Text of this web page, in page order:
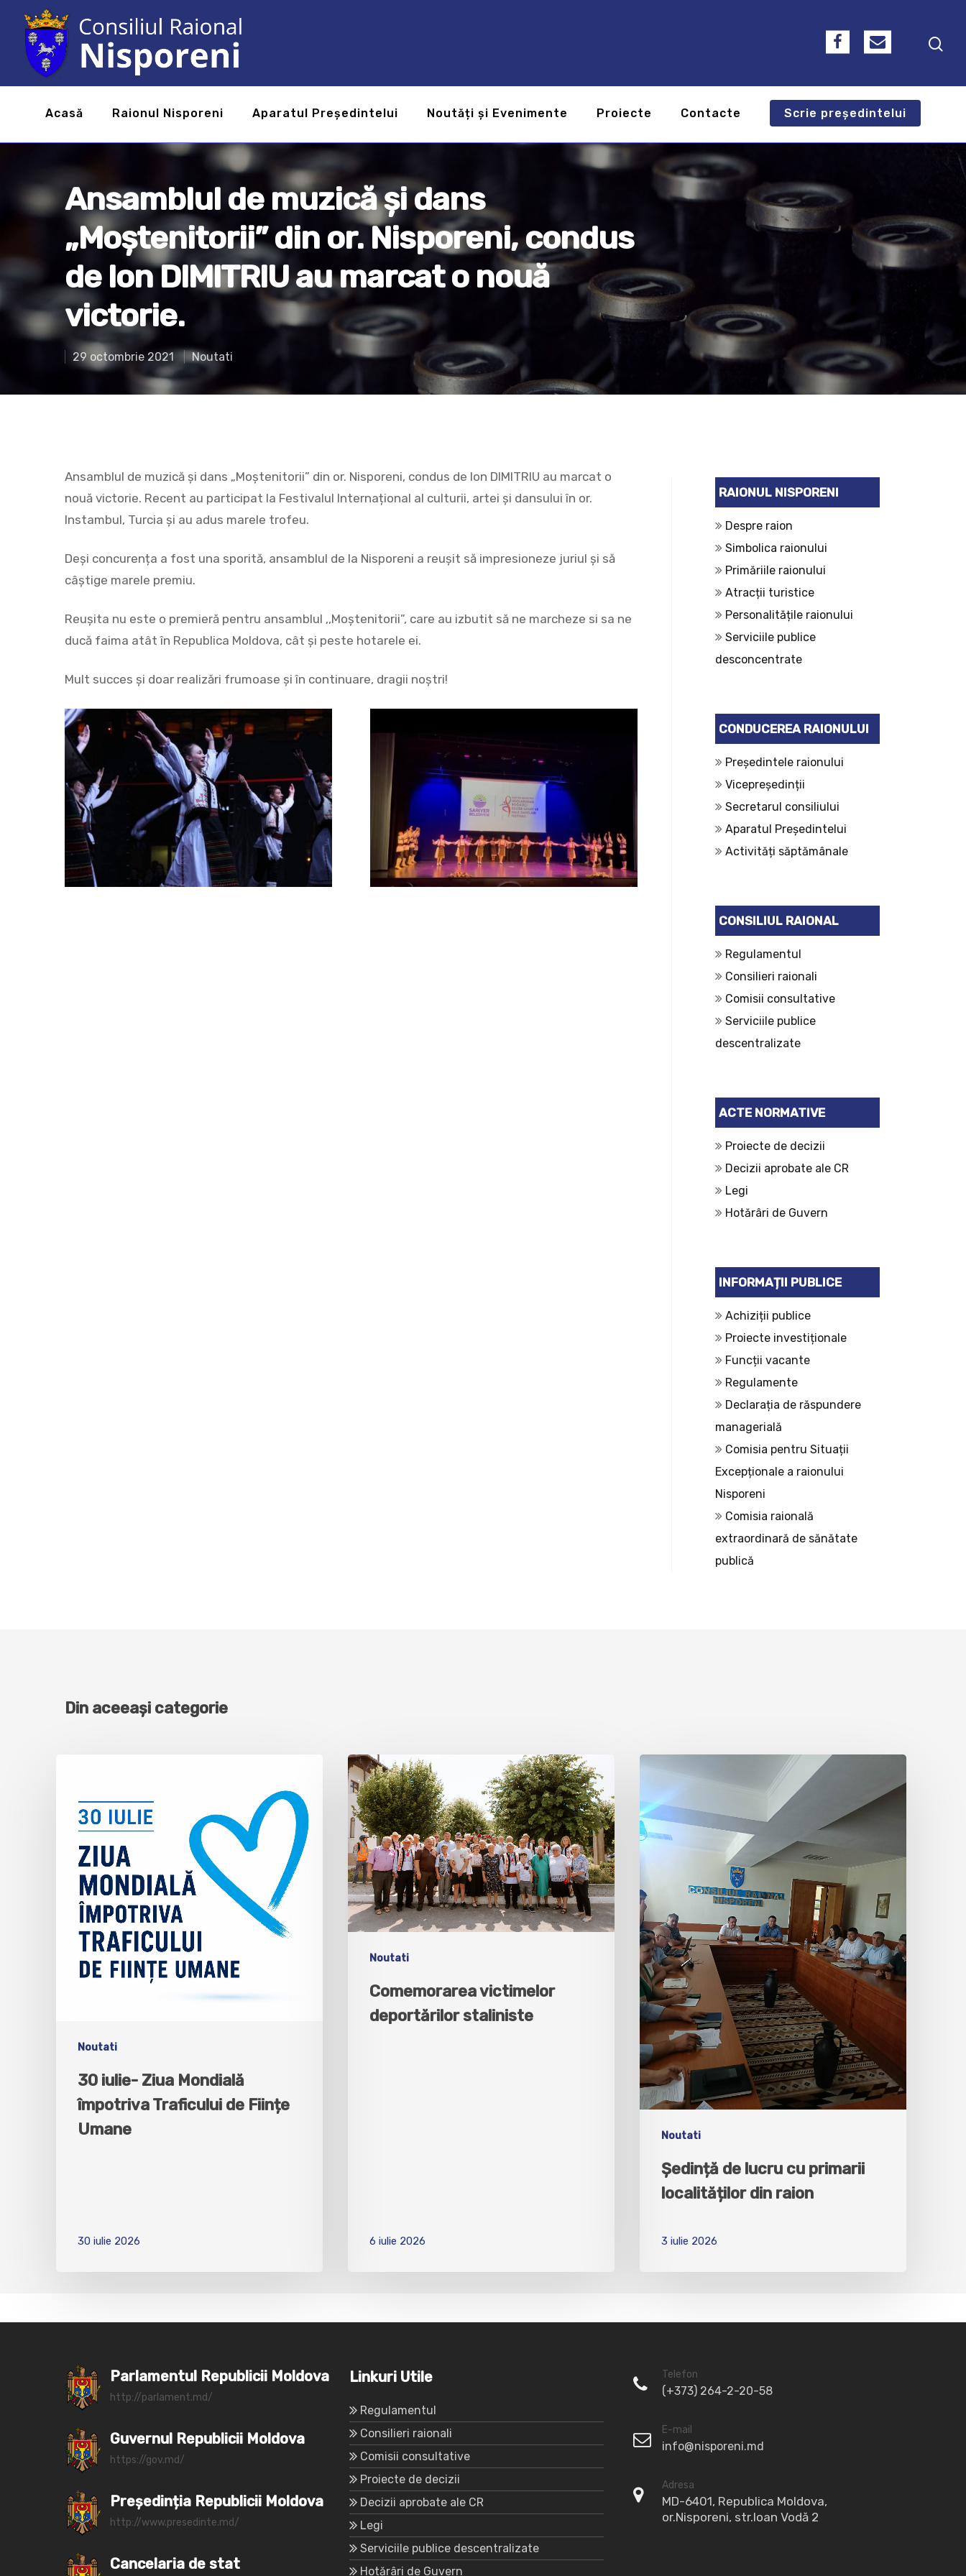
Hit enter to search or ESC to close
Acasă Raionul Nisporeni Aparatul Președintelui Noutăți și Evenimente Proiecte Contacte Scrie președintelui
Ansamblul de muzică și dans
„Moștenitorii” din or. Nisporeni, condus
de Ion DIMITRIU au marcat o nouă
victorie.
29 octombrie 2021 Noutati
Ansamblul de muzică și dans „Moștenitorii” din or. Nisporeni, condus de Ion DIMITRIU au marcat o
nouă victorie. Recent au participat la Festivalul Internațional al culturii, artei și dansului în or.
Instambul, Turcia și au adus marele trofeu.
Deși concurența a fost una sporită, ansamblul de la Nisporeni a reușit să impresioneze juriul și să
câștige marele premiu.
Reușita nu este o premieră pentru ansamblul ,,Moștenitorii”, care au izbutit să ne marcheze si sa ne
ducă faima atât în Republica Moldova, cât și peste hotarele ei.
Mult succes și doar realizări frumoase și în continuare, dragii noștri!
RAIONUL NISPORENI
Despre raion
Simbolica raionului
Primăriile raionului
Atracții turistice
Personalitățile raionului
Serviciile publice
desconcentrate
CONDUCEREA RAIONULUI
Președintele raionului
Vicepreședinții
Secretarul consiliului
Aparatul Președintelui
Activități săptămânale
CONSILIUL RAIONAL
Regulamentul
Consilieri raionali
Comisii consultative
Serviciile publice
descentralizate
ACTE NORMATIVE
Proiecte de decizii
Decizii aprobate ale CR
Legi
Hotărâri de Guvern
INFORMAȚII PUBLICE
Achiziții publice
Proiecte investiționale
Funcții vacante
Regulamente
Declarația de răspundere
managerială
Comisia pentru Situații
Excepționale a raionului
Nisporeni
Comisia raională
extraordinară de sănătate
publică
Din aceeași categorie
Noutati
30 iulie- Ziua Mondială
împotriva Traficului de Ființe
Umane
30 iulie 2026
Noutati
Comemorarea victimelor
deportărilor staliniste
6 iulie 2026
Noutati
Ședință de lucru cu primarii
localităților din raion
3 iulie 2026
Parlamentul Republicii Moldova
http://parlament.md/
Guvernul Republicii Moldova
https://gov.md/
Președinția Republicii Moldova
http://www.presedinte.md/
Cancelaria de stat
Linkuri Utile
Regulamentul
Consilieri raionali
Comisii consultative
Proiecte de decizii
Decizii aprobate ale CR
Legi
Serviciile publice descentralizate
Hotărâri de Guvern
Telefon
(+373) 264-2-20-58
E-mail
info@nisporeni.md
Adresa
MD-6401, Republica Moldova,
or.Nisporeni, str.Ioan Vodă 2